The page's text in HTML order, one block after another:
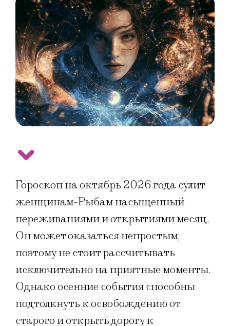
Гороскоп на октябрь 2026 года сулит
женщинам-Рыбам насыщенный
переживаниями и открытиями месяц.
Он может оказаться непростым,
поэтому не стоит рассчитывать
исключительно на приятные моменты.
Однако осенние события способны
подтолкнуть к освобождению от
старого и открыть дорогу к